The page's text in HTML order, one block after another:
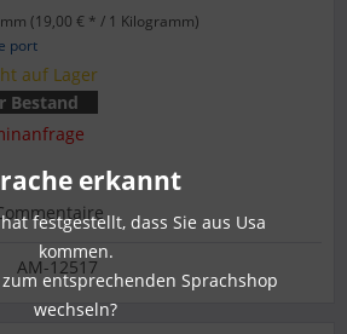
(19,00 € * / 1 Kilogramm)
port
auf Lager
Bestand
AM-12517
erkannt
festgestellt, dass Sie aus Usa
kommen.
entsprechenden Sprachshop
wechseln?